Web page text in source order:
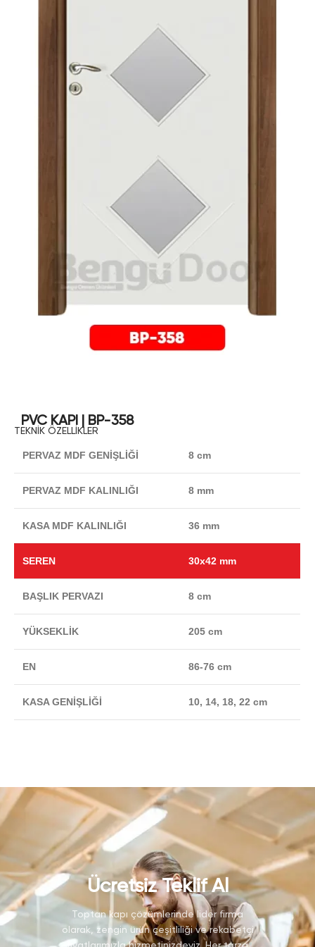
PVC KAPI | BP-358
TEKNİK ÖZELLİKLER
PERVAZ MDF GENİŞLİĞİ 8 cm
PERVAZ MDF KALINLIĞI 8 mm
KASA MDF KALINLIĞI 36 mm
SEREN 30x42 mm
BAŞLIK PERVAZI 8 cm
YÜKSEKLİK 205 cm
EN 86-76 cm
KASA GENİŞLİĞİ 10, 14, 18, 22 cm
Ücretsiz Teklif Al
Toptan kapı çözümlerinde lider firma
olarak, zengin ürün çeşitliliği ve rekabetçi